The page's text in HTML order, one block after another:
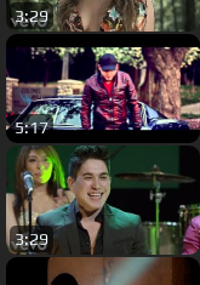
3:29
5:17
3:29